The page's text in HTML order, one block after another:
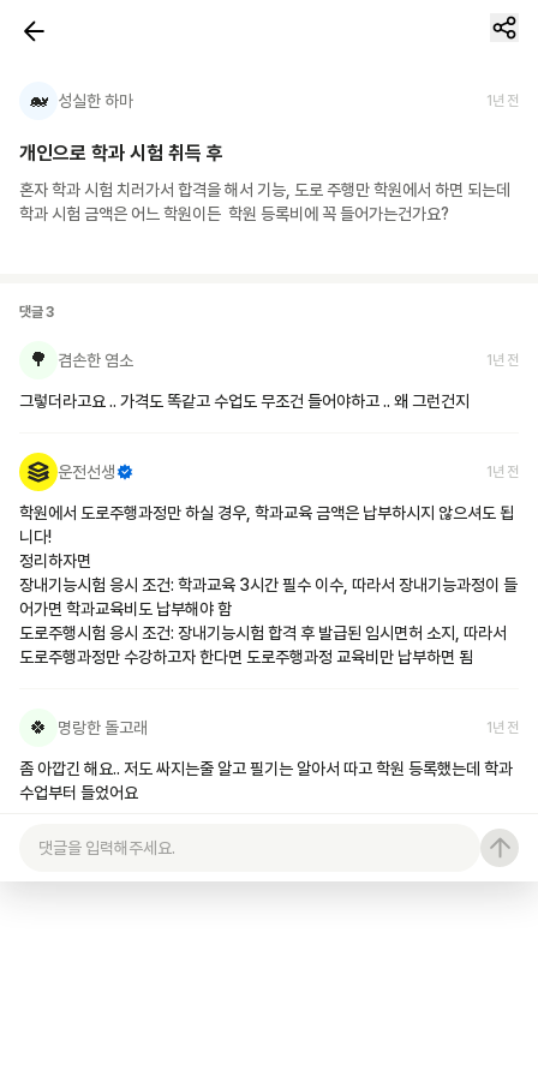
🐋 성실한 하마 1년 전
개인으로 학과 시험 취득 후
혼자 학과 시험 치러가서 합격을 해서 기능, 도로 주행만 학원에서 하면 되는데
학과 시험 금액은 어느 학원이든  학원 등록비에 꼭 들어가는건가요?
댓글3
🌳 겸손한 염소 1년 전
그렇더라고요 .. 가격도 똑같고 수업도 무조건 들어야하고 .. 왜 그런건지
운전선생 1년 전
학원에서 도로주행과정만 하실 경우, 학과교육 금액은 납부하시지 않으셔도 됩
니다!
정리하자면
장내기능시험 응시 조건: 학과교육 3시간 필수 이수, 따라서 장내기능과정이 들
어가면 학과교육비도 납부해야 함
도로주행시험 응시 조건: 장내기능시험 합격 후 발급된 임시면허 소지, 따라서
도로주행과정만 수강하고자 한다면 도로주행과정 교육비만 납부하면 됨
🍀 명랑한 돌고래 1년 전
좀 아깝긴 해요.. 저도 싸지는줄 알고 필기는 알아서 따고 학원 등록했는데 학과
수업부터 들었어요